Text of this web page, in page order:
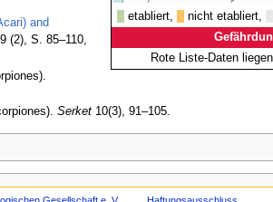
etabliert, nicht etabliert,
Rote Liste-Daten
and
(2), S. 85–110,
Serket10(3), 91–105.